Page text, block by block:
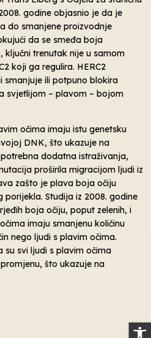
godine objasnio je da je
do smanjene proizvodnje
da se smeđa boja
ključni trenutak nije u samom
koji ga regulira. HERC2
smanjuje ili potpuno blokira
svjetlijom – plavom – bojom
očima imaju istu genetsku
DNK, što ukazuje na
dodatna istraživanja,
proširila migracijom ljudi iz
zašto je plava boja očiju
Studija iz 2008. godine
boja očiju, poput zelenih, i
imaju smanjenu količinu
nego ljudi s plavim očima.
su svi ljudi s plavim očima
što ukazuje na